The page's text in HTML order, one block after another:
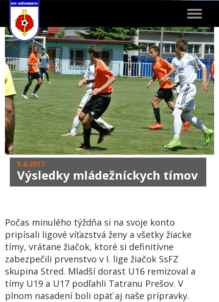
Toggle
5.6.2017
Výsledky mládežníckych tímov
Počas minulého týždňa si na svoje konto
pripísali ligové víťazstvá ženy a všetky žiacke
tímy, vrátane žiačok, ktoré si definitívne
zabezpečili prvenstvo v I. lige žiačok SsFZ
skupina Stred. Mladší dorast U16 remizoval a
tímy U19 a U17 podľahli Tatranu Prešov. V
plnom nasadení boli opäť aj naše prípravky.